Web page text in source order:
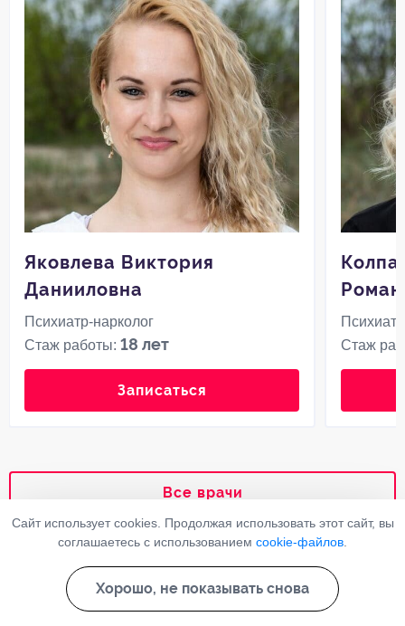
Яковлева Виктория
Данииловна
Психиатр-нарколог
Стаж работы:18 лет
Записаться
Стаж
Все врачи
Ответы на часто задаваемые
вопросы
Сайт использует cookies. Продолжая использовать этот сайт, вы
соглашаетесь с использованием cookie-файлов
Хорошо, не показывать снова